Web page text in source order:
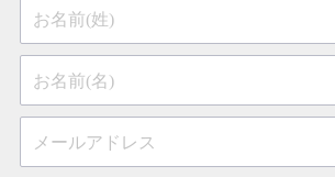
お名前(姓)
お名前(名)
メールアドレス